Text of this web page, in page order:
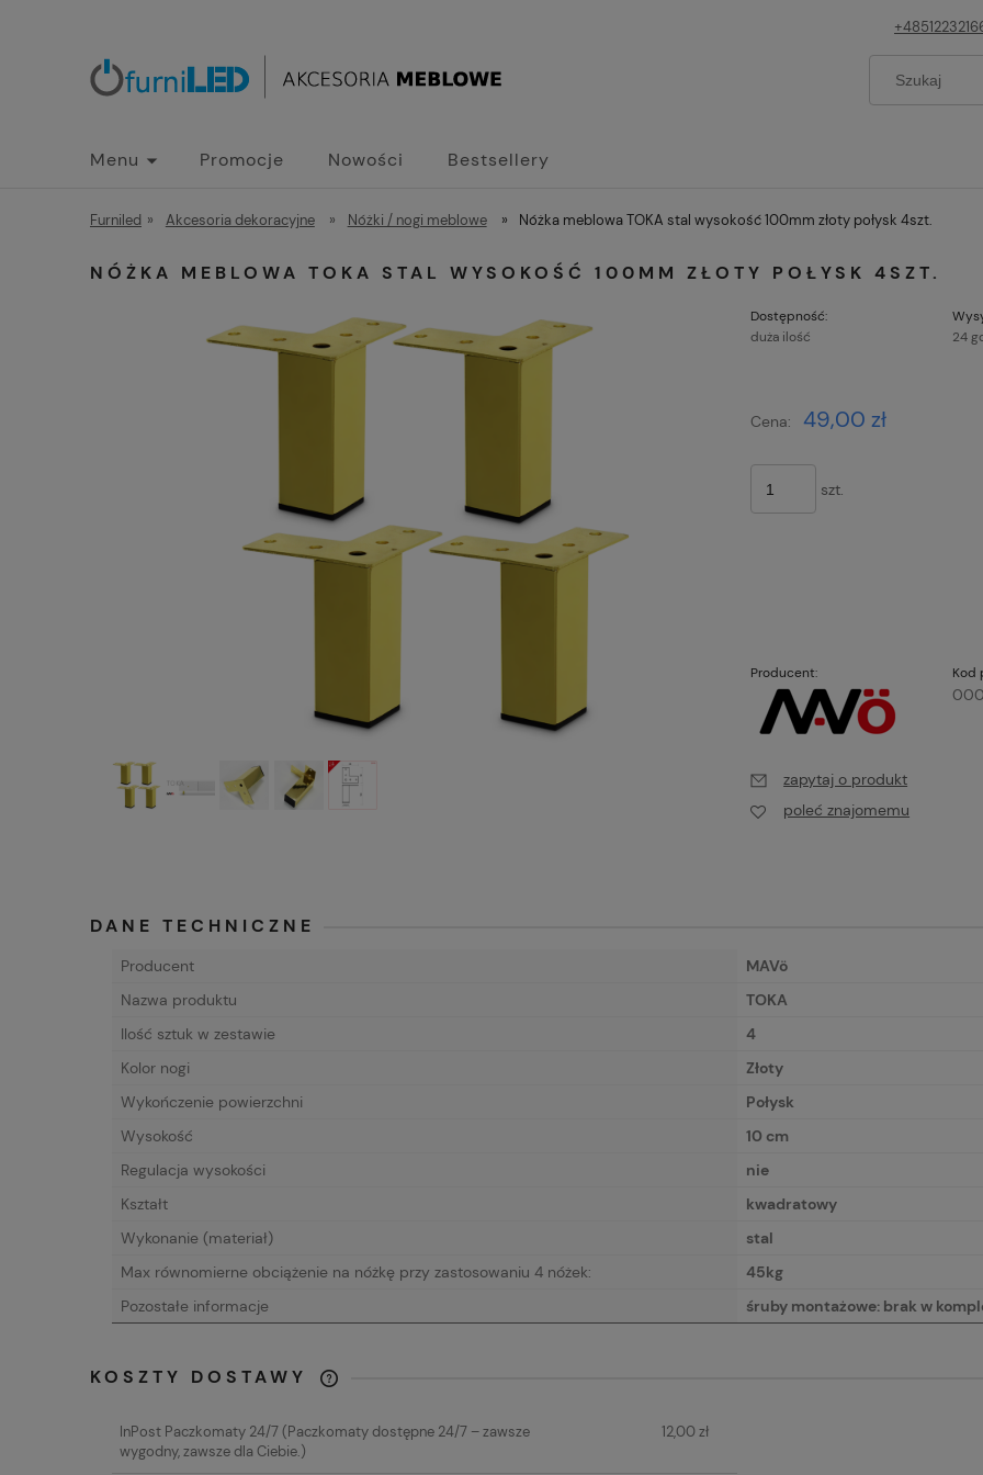
Menu Promocje Nowości Bestsellery
Furniled » Akcesoria dekoracyjne » Nóżki / nogi meblowe » Nóżka meblowa TOKA stal wysokość 100mm złoty połysk 4szt.
NÓŻKA MEBLOWA TOKA STAL WYSOKOŚĆ 100MM ZŁOTY POŁYSK 4SZT.
Dostępność:
duża ilość
24
Cena: 49,00 zł
szt.
Producent: Kod
zapytaj o produkt
poleć znajomemu
DANE TECHNICZNE
Producent
MAVö
Nazwa produktu
TOKA
Ilość sztuk w zestawie
4
Kolor nogi
Złoty
Wykończenie powierzchni
Połysk
Wysokość
10 cm
Regulacja wysokości
nie
Kształt
kwadratowy
Wykonanie (materiał)
stal
Max równomierne obciążenie na nóżkę przy zastosowaniu 4 nóżek:
45kg
Pozostałe informacje
śruby montażowe: brak w
KOSZTY DOSTAWY
CENA NIE ZAWIERA
InPost Paczkomaty 24/7(Paczkomaty dostępne 24/7 – zawsze
wygodny, zawsze dla Ciebie.)
12,00 zł